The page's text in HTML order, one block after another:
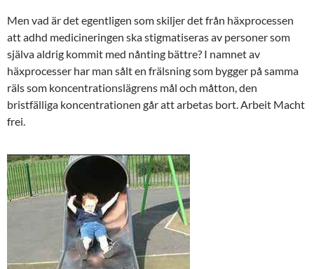
Men vad är det egentligen som skiljer det från häxprocessen
att adhd medicineringen ska stigmatiseras av personer som
själva aldrig kommit med nånting bättre? I namnet av
häxprocesser har man sålt en frälsning som bygger på samma
räls som koncentrationslägrens mål och måtton, den
bristfälliga koncentrationen går att arbetas bort. Arbeit Macht
frei.